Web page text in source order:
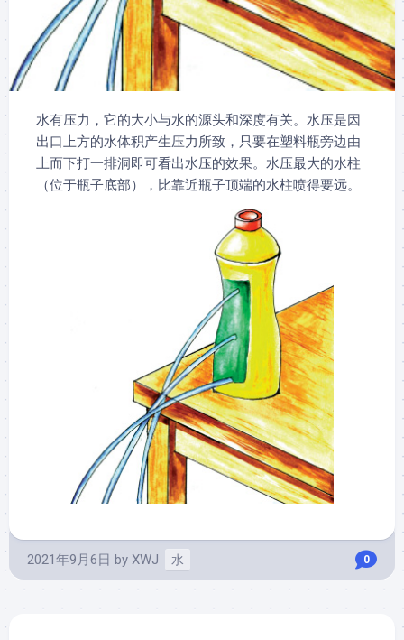
水有压力，它的大小与水的源头和深度有关。水压是因
出口上方的水体积产生压力所致，只要在塑料瓶旁边由
上而下打一排洞即可看出水压的效果。水压最大的水柱
（位于瓶子底部），比靠近瓶子顶端的水柱喷得要远。
2021年9月6日 by XWJ 水 0